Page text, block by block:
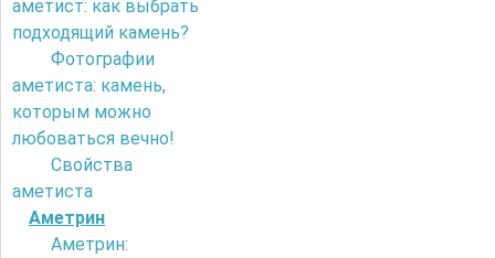
аметист: как выбрать
подходящий камень?
Фотографии
аметиста: камень,
которым можно
любоваться вечно!
Свойства
аметиста
Аметрин
Аметрин: